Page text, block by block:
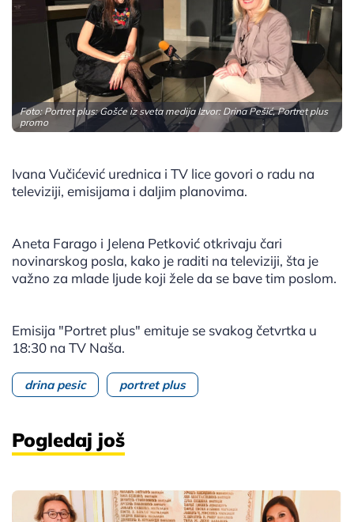
Foto: Portret plus: Gošće iz sveta medija Izvor: Drina Pešić, Portret plus
promo
Ivana Vučićević urednica i TV lice govori o radu na
televiziji, emisijama i daljim planovima.
Aneta Farago i Jelena Petković otkrivaju čari
novinarskog posla, kako je raditi na televiziji, šta je
važno za mlade ljude koji žele da se bave tim poslom.
Emisija "Portret plus" emituje se svakog četvrtka u
18:30 na TV Naša.
drina pesic portret plus
Pogledaj još